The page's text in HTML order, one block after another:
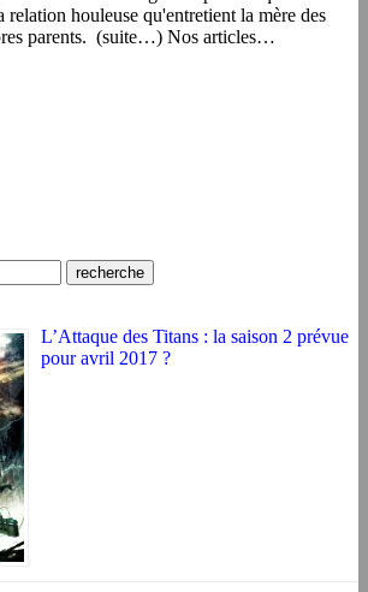
houleuse qu'entretient la mère des
parents. (suite…) Nos articles…
L’Attaque des Titans : la saison 2 prévue
pour avril 2017 ?